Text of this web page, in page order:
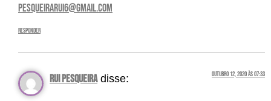
pesqueirarui6@gmail.com
Responder
RUI pesqueira disse: outubro 12, 2020 às 07:33